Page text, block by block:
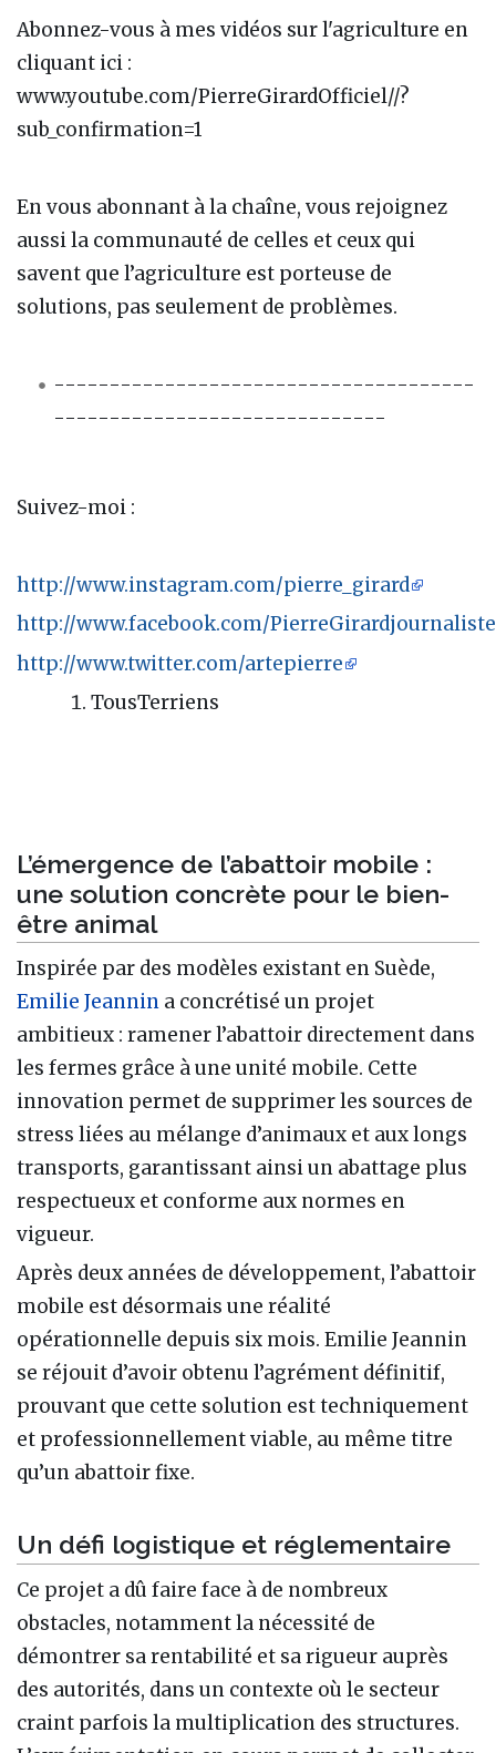
Abonnez-vous à mes vidéos sur l'agriculture en
cliquant ici :
www.youtube.com/PierreGirardOfficiel//?
sub_confirmation=1
En vous abonnant à la chaîne, vous rejoignez
aussi la communauté de celles et ceux qui
savent que l’agriculture est porteuse de
solutions, pas seulement de problèmes.
--------------------------------------
------------------------------
Suivez-moi :
http://www.instagram.com/pierre_girard
http://www.facebook.com/PierreGirardjournaliste
http://www.twitter.com/artepierre
TousTerriens
L’émergence de l’abattoir mobile :
une solution concrète pour le bien-
être animal
Inspirée par des modèles existant en Suède,
Emilie Jeannin a concrétisé un projet
ambitieux : ramener l’abattoir directement dans
les fermes grâce à une unité mobile. Cette
innovation permet de supprimer les sources de
stress liées au mélange d’animaux et aux longs
transports, garantissant ainsi un abattage plus
respectueux et conforme aux normes en
vigueur.
Après deux années de développement, l’abattoir
mobile est désormais une réalité
opérationnelle depuis six mois. Emilie Jeannin
se réjouit d’avoir obtenu l’agrément définitif,
prouvant que cette solution est techniquement
et professionnellement viable, au même titre
qu’un abattoir fixe.
Un défi logistique et réglementaire
Ce projet a dû faire face à de nombreux
obstacles, notamment la nécessité de
démontrer sa rentabilité et sa rigueur auprès
des autorités, dans un contexte où le secteur
craint parfois la multiplication des structures.